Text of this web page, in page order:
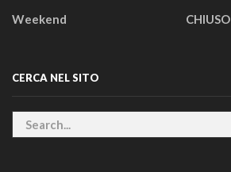
Weekend CHIUSO
CERCA NEL SITO